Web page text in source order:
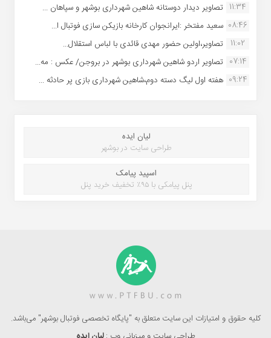
11:34 تصاویر دیدار دوستانه شاهین شهردارى بوشهر و سپاهان ...
08:46 سعید مفتخر :ایرانجوان کارخانه بازیکن سازی فوتبال ا...
11:02
تصاویر،اولین حضور مهدی قائدی با لباس استقلال...
07:14 تصاویر اردو شاهین شهرداری بوشهر در بروجن/ عکس : مه...
09:24 هفته اول لیگ دسته دوم،شاهین شهرداری بازی پر حادثه ...
لیان ایده
طراحی سایت در بوشهر
اسپید پیامک
پنل پیامکی با ۹۵٪ تخفیف خرید پنل
کلیه حقوق و امتیازات این سایت متعلق به "پایگاه تخصصی فوتبال بوشهر" می‌باشد.